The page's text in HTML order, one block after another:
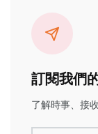
訂閱我們
了解時事、接